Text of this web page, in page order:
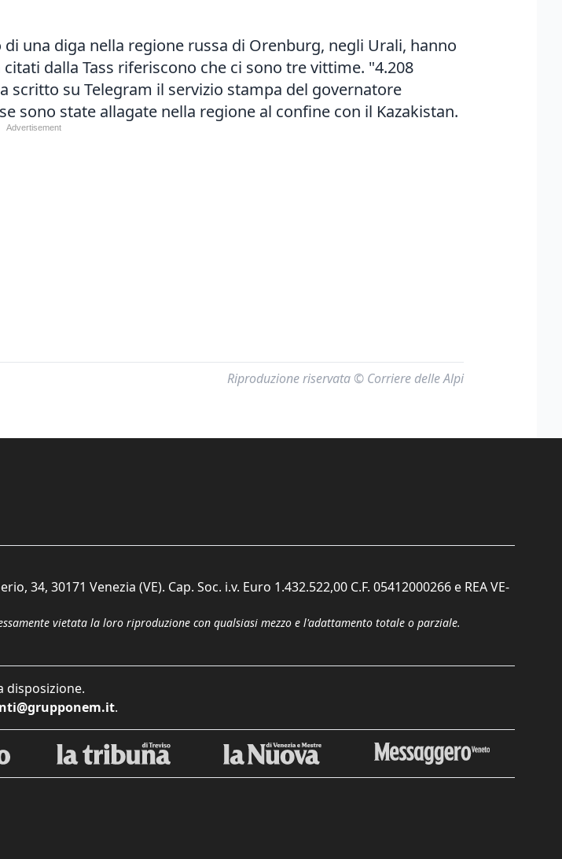
una diga nella regione russa di Orenburg, negli Urali, hanno
dalla Tass riferiscono che ci sono tre vittime. "4.208
scritto su Telegram il servizio stampa del governatore
sono state allagate nella regione al confine con il Kazakistan.
Riproduzione riservata © Corriere delle Alpi
34, 30171 Venezia (VE). Cap. Soc. i.v. Euro 1.432.522,00 C.F. 05412000266 e REA VE-
vietata la loro riproduzione con qualsiasi mezzo e l'adattamento totale o parziale.
disposizione.
.